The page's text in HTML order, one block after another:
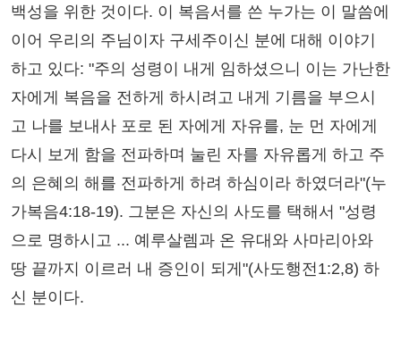
백성을 위한 것이다. 이 복음서를 쓴 누가는 이 말씀에
이어 우리의 주님이자 구세주이신 분에 대해 이야기
하고 있다: "주의 성령이 내게 임하셨으니 이는 가난한
자에게 복음을 전하게 하시려고 내게 기름을 부으시
고 나를 보내사 포로 된 자에게 자유를, 눈 먼 자에게
다시 보게 함을 전파하며 눌린 자를 자유롭게 하고 주
의 은혜의 해를 전파하게 하려 하심이라 하였더라"(누
가복음4:18-19). 그분은 자신의 사도를 택해서 "성령
으로 명하시고 ... 예루살렘과 온 유대와 사마리아와
땅 끝까지 이르러 내 증인이 되게"(사도행전1:2,8) 하
신 분이다.